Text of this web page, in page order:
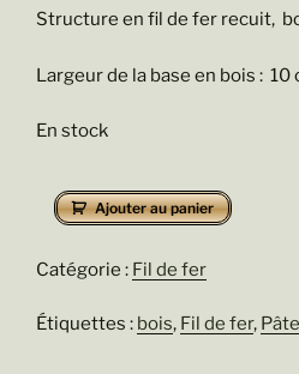
Structure en fil de fer recuit,
Largeur de la base en bois : 10
En stock
quantité
de
kiss
Ajouter au panier
Catégorie : Fil de fer
Étiquettes : bois, Fil de fer,